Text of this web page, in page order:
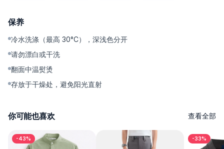
- Modern Ankle Cut — 长度刚好落在脚踝位置，比例更利落，也
配。
裤脚纽扣细节带来少见的造型变化选择，面料也足够省心好打理
——省时间，造型依然在线。
保养
冷水洗涤（最高 30°C），深浅色分开
请勿漂白或干洗
翻面中温熨烫
存放于干燥处，避免阳光直射
你可能也喜欢 查看全部
-43% -33%